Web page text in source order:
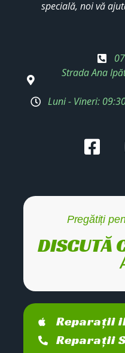
specială, noi vă
Strada Ana
Luni - Vineri:
Pregătiți
DISCUTĂ
Reparații
Reparații